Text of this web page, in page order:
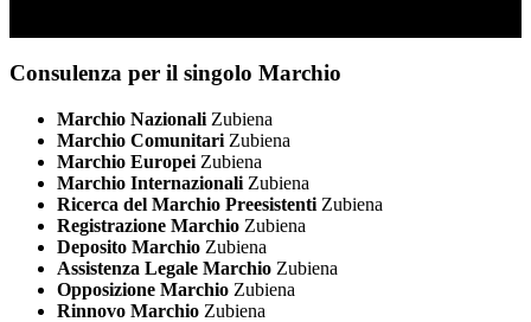
Consulenza per il singolo Marchio
Marchio Nazionali Zubiena
Marchio Comunitari Zubiena
Marchio Europei Zubiena
Marchio Internazionali Zubiena
Ricerca del Marchio Preesistenti Zubiena
Registrazione Marchio Zubiena
Deposito Marchio Zubiena
Assistenza Legale Marchio Zubiena
Opposizione Marchio Zubiena
Rinnovo Marchio Zubiena